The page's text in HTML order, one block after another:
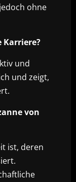
ohne
Karriere?
und
und zeigt,
von
ist, deren